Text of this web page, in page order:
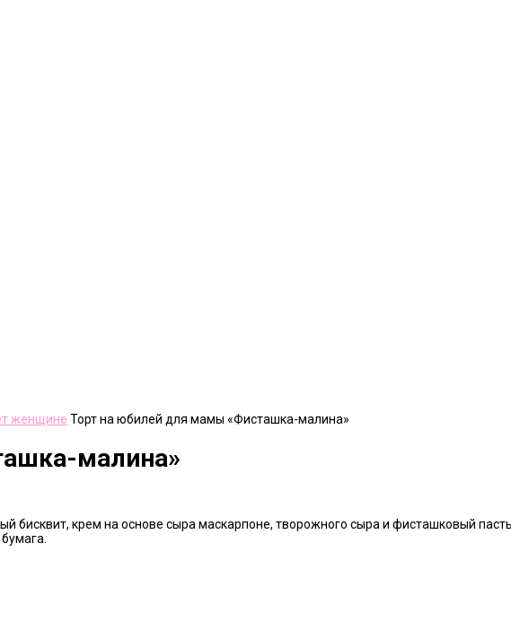
женщине Торт на юбилей для мамы «Фисташка-малина»
малина»
крем на основе сыра маскарпоне, творожного сыра и фисташковый